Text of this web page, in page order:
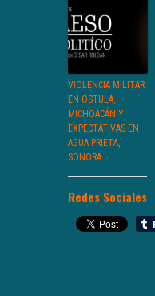
VIOLENCIA MILITAR
EN OSTULA,
MICHOACÁN Y
EXPECTATIVAS EN
AGUA PRIETA,
SONORA
Redes Sociales